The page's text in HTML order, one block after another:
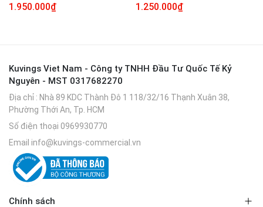
1.950.000₫
1.250.000₫
Kuvings Viet Nam - Công ty TNHH Đầu Tư Quốc Tế Kỷ
Nguyên - MST 0317682270
Địa chỉ : Nhà 89 KDC Thành Đô 1 118/32/16 Thạnh Xuân 38,
Phường Thới An, Tp. HCM
Số điện thoại 0969930770
Email info@kuvings-commercial.vn
Chính sách